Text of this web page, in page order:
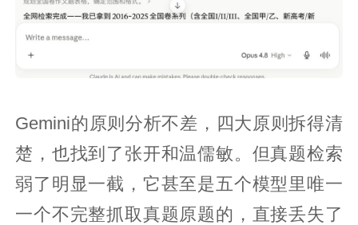
Gemini的原则分析不差，四大原则拆得清
楚，也找到了张开和温儒敏。但真题检索
弱了明显一截，它甚至是五个模型里唯一
一个不完整抓取真题原题的，直接丢失了